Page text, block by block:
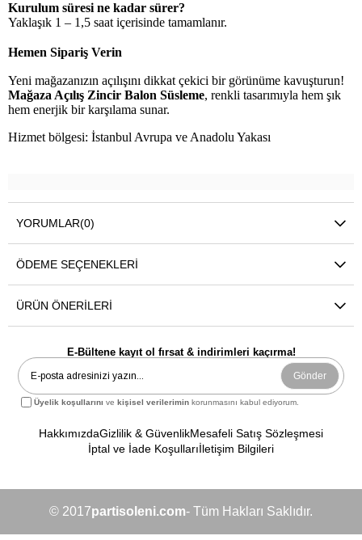
Kurulum süresi ne kadar sürer?
Yaklaşık 1 – 1,5 saat içerisinde tamamlanır.
Hemen Sipariş Verin
Yeni mağazanızın açılışını dikkat çekici bir görünüme kavuşturun!
Mağaza Açılış Zincir Balon Süsleme, renkli tasarımıyla hem şık
hem enerjik bir karşılama sunar.
Hizmet bölgesi: İstanbul Avrupa ve Anadolu Yakası
YORUMLAR(0)
ÖDEME SEÇENEKLERI
ÜRÜN ÖNERILERI
E-Bültene kayıt ol fırsat & indirimleri kaçırma!
Gönder
Üyelik koşullarını vekişisel verilerimin korunmasını kabul ediyorum.
HakkımızdaGizlilik & GüvenlikMesafeli Satış Sözleşmesi
İptal ve İade Koşullarıİletişim Bilgileri
© 2017partisoleni.com- Tüm Hakları Saklıdır.